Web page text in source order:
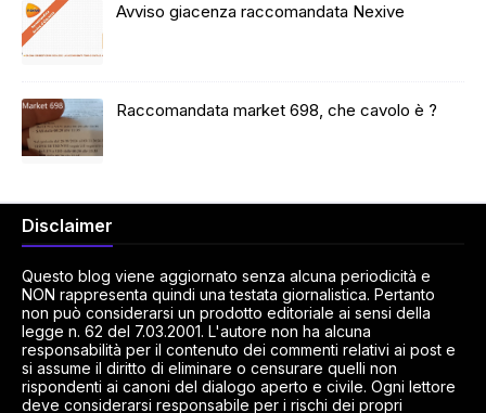
Avviso giacenza raccomandata Nexive
Raccomandata market 698, che cavolo è ?
Disclaimer
Questo blog viene aggiornato senza alcuna periodicità e
NON rappresenta quindi una testata giornalistica. Pertanto
non può considerarsi un prodotto editoriale ai sensi della
legge n. 62 del 7.03.2001. L'autore non ha alcuna
responsabilità per il contenuto dei commenti relativi ai post e
si assume il diritto di eliminare o censurare quelli non
rispondenti ai canoni del dialogo aperto e civile. Ogni lettore
deve considerarsi responsabile per i rischi dei propri